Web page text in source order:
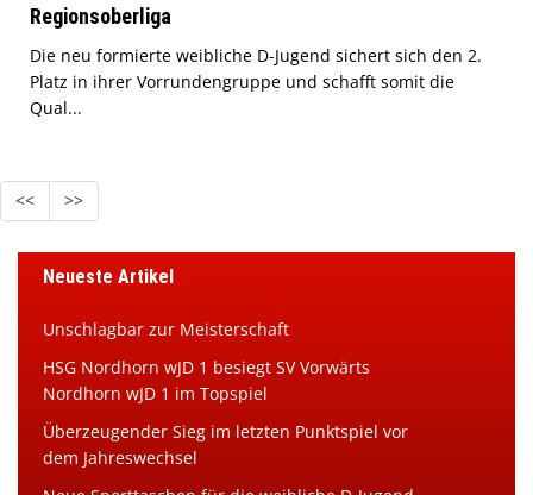
Regionsoberliga
Die neu formierte weibliche D-Jugend sichert sich den 2.
Platz in ihrer Vorrundengruppe und schafft somit die
Qual...
<< >>
Neueste Artikel
Unschlagbar zur Meisterschaft
HSG Nordhorn wJD 1 besiegt SV Vorwärts
Nordhorn wJD 1 im Topspiel
Überzeugender Sieg im letzten Punktspiel vor
dem Jahreswechsel